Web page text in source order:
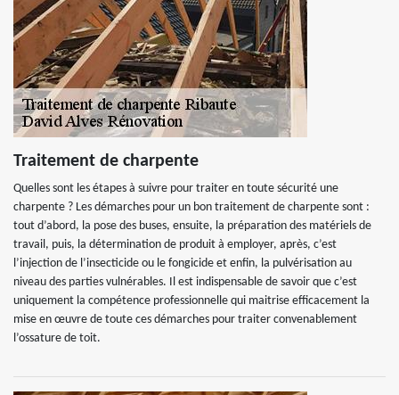
Traitement de charpente
Quelles sont les étapes à suivre pour traiter en toute sécurité une
charpente ? Les démarches pour un bon traitement de charpente sont :
tout d’abord, la pose des buses, ensuite, la préparation des matériels de
travail, puis, la détermination de produit à employer, après, c’est
l’injection de l’insecticide ou le fongicide et enfin, la pulvérisation au
niveau des parties vulnérables. Il est indispensable de savoir que c’est
uniquement la compétence professionnelle qui maitrise efficacement la
mise en œuvre de toute ces démarches pour traiter convenablement
l’ossature de toit.